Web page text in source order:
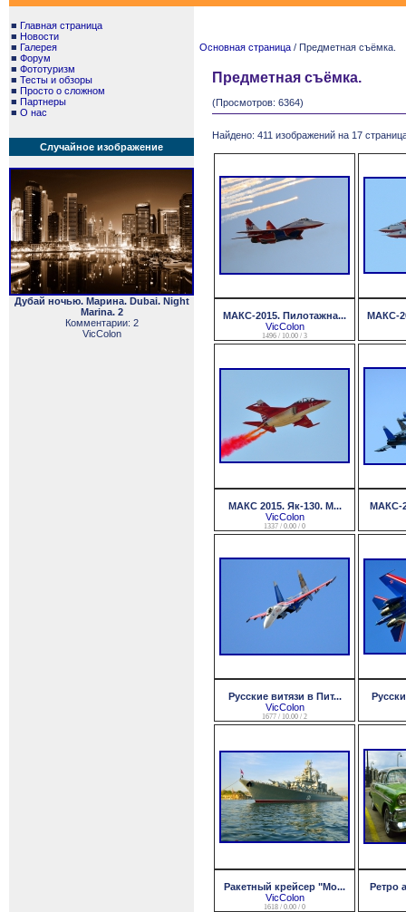
■ Главная страница
■ Новости
■ Галерея
■ Форум
■ Фототуризм
■ Тесты и обзоры
■ Просто о сложном
■ Партнеры
■ О нас
Случайное изображение
Дубай ночью. Марина. Dubai. Night
Marina. 2
Комментарии: 2
VicColon
Основная страница / Предметная съёмка.
Предметная съёмка.
(Просмотров: 6364)
Найдено: 411 изображений на 17
МАКС-2015. Пилотажна...
VicColon
1496 / 10.00 / 3
МАКС-
МАКС 2015. Як-130. M...
VicColon
1337 / 0.00 / 0
МАКС-
Русские витязи в Пит...
VicColon
1677 / 10.00 / 2
Ракетный крейсер "Мо...
VicColon
1618 / 0.00 / 0
Ретро